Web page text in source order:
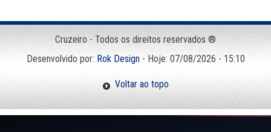
Cruzeiro - Todos os direitos reservados ®
Desenvolvido por: Rok Design- Hoje: 07/08/2026 - 15:10
Voltar ao topo